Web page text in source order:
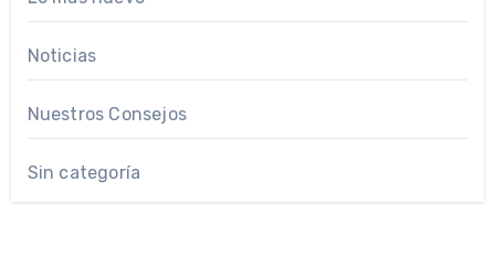
Noticias
Nuestros Consejos
Sin categoría